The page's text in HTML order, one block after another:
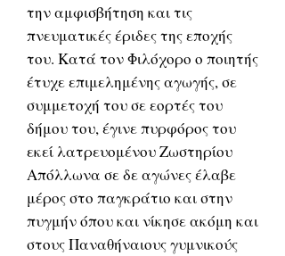
την αμφισβήτηση και τις
πνευματικές έριδες της εποχής
του. Κατά τον Φιλόχορο ο ποιητής
έτυχε επιμελημένης αγωγής, σε
συμμετοχή του σε εορτές του
δήμου του, έγινε πυρφόρος του
εκεί λατρευομένου Ζωστηρίου
Απόλλωνα σε δε αγώνες έλαβε
μέρος στο παγκράτιο και στην
πυγμήν όπου και νίκησε ακόμη και
στους Παναθήναιους γυμνικούς